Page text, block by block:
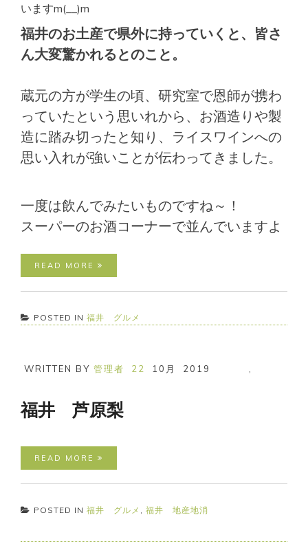
いますm(__)m
福井のお土産で県外に持っていくと、皆さ
ん大変驚かれるとのこと。
蔵元の方が学生の頃、研究室で恩師が携わ
っていたという思いれから、お酒造りや製
造に踏み切ったと知り、ライスワインへの
思い入れが強いことが伝わってきました。
一度は飲んでみたいものですね～！
スーパーのお酒コーナーで並んでいますよ
READ MORE
POSTED IN 福井 グルメ
WRITTEN BY 管理者 22 10月 2019
福井 芦原梨
READ MORE
POSTED IN 福井 グルメ , 福井 地産地消